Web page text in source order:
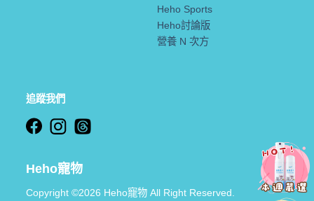
Heho寵物
Copyright ©2026 Heho寵物 All Right Reserved.
Heho Sports
Heho討論版
營養 N 次方
追蹤我們